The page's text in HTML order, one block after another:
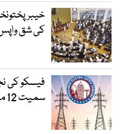
کی شق
فیسکو کی
سمیت 12 ملکی و غیر ملکی گروپ میدان میں